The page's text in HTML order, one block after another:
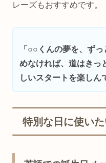
レーズもおすすめです。
「○○くんの夢を、ず
めなければ、道はきっ
しいスタートを楽しん
特別な日に使い